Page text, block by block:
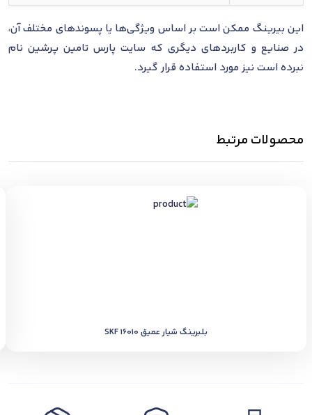
این بیرینگ ممکن است بر اساس ویژگی‌ها یا پسوندهای مختلف آن،
در صنایع و کاربردهای دیگری که سایت پارس تامین پرشین نام
نبرده است نیز مورد استفاده قرار گیرد.
محصولات مرتبط
بلبرینگ شیار عمیق SKF 16010